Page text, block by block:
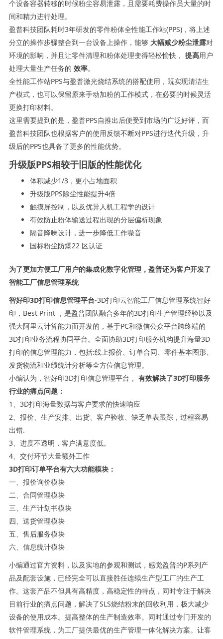
个设备容器转移的时候粉尘容易泄露，且需要耗费操作员大量的时
间和精力进行处理。
盈普科技团队耗时3年研发的零件粉体全性能工作站(PPS)，将上述
分立的操作步骤整合到一台设备上操作，能够 大幅减少粉尘泄露对
环境的影响，并且让零件清理和粉体处理变得轻松愉快， 提高用户
处理大量生产任务的 效率。
全性能工作站PPS与盈普激光烧结系统的搭配使用，既实现清洁生
产模式，也可以保留原来手动加粉的工作模式，在必要的时候灵活
更换打印材料。
这里需要提到的是，盈普PPS自推出后便受到市场的广泛好评，而
盈普科技团队也根据客户的使用反馈不断对PPS进行迭代升级，升
级后的PPS也具备了更多的性能优势。
升级版PPS相较于旧版的性能优化
体积减少1/3，更小占地面积
升级版PPS除尘性能提升4倍
触摸屏控制，以及优异人机工程学的设计
有效防止粉体输送过程出现的分层偏析现象
隔音降噪设计，进一步降低工作噪音
国标粉尘防爆22 区认证
为了更加方便工厂用户的集成化数字化管理，盈普还为客户开发了
智能工厂信息管理系统
智好印3D打印信息管理平台-3D打印云智能工厂信息管理系统智好
印，Best Print ，是盈普团队融合多年的3D打印生产管理经验以及
强大阿里云计算能力而开发的，基于PC和微信公众平台跨终端的
3D打印业务流程协同平台。全面协助3D打印服务机构提升海量3D
打印的信息管理能力，包括:线上报价、订单合同、零件基本图形、
发货物流和业绩统计分析等全方位信息管理。
小编认为，智好印3D打印信息管理平台， 有效解决了3D打印服务
行业的痛点问题：
1、3D打印海量数据与客户要求的快速响应
2、报价、生产安排、出货、客户验收、缺乏单表跟踪，过程容易
出错.
3、进度不透明，客户满意度低。
4、交付环节大量额外工作
3D打印订单平台有六大功能模块：
一、报价询价模块
二、合同管理模块
三、生产计划书模块
四、送货管理模块
五、售后服务模块
六、信息统计模块
小编通过官方资料，以及实地的参观和测试，感觉盈普的P系列产
品及配套设施，已经完全可以直接胜任连续生产型工厂的生产工
作。这套产品不但具有高精度，高稳定性的特点，同时专注于解决
目前行业的痛点问题，解决了SLS烧结粉末的回收利用，极大减少
设备的使用成本。提高整体的生产制造效率。同时通过专门开发的
软件管理系统，为工厂提供最优的生产管理一体化解决方案。让客